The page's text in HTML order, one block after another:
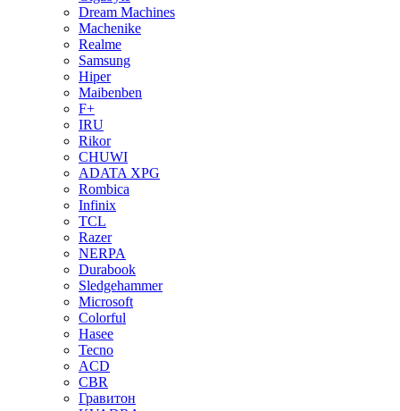
Dream Machines
Machenike
Realme
Samsung
Hiper
Maibenben
F+
IRU
Rikor
CHUWI
ADATA XPG
Rombica
Infinix
TCL
Razer
NERPA
Durabook
Sledgehammer
Microsoft
Colorful
Hasee
Tecno
ACD
CBR
Гравитон